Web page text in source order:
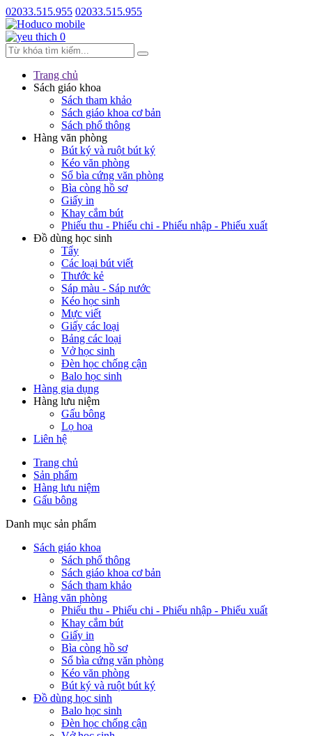
02033.515.955 02033.515.955
0
Trang chủ
Sách giáo khoa
Sách tham khảo
Sách giáo khoa cơ bản
Sách phổ thông
Hàng văn phòng
Bút ký và ruột bút ký
Kéo văn phòng
Sổ bìa cứng văn phòng
Bìa còng hồ sơ
Giấy in
Khay cắm bút
Phiếu thu - Phiếu chi - Phiếu nhập - Phiếu xuất
Đồ dùng học sinh
Tẩy
Các loại bút viết
Thước kẻ
Sáp màu - Sáp nước
Kéo học sinh
Mực viết
Giấy các loại
Bảng các loại
Vở học sinh
Đèn học chống cận
Balo học sinh
Hàng gia dụng
Hàng lưu niệm
Gấu bông
Lọ hoa
Liên hệ
Trang chủ
Sản phẩm
Hàng lưu niệm
Gấu bông
Danh mục sản phẩm
Sách giáo khoa
Sách phổ thông
Sách giáo khoa cơ bản
Sách tham khảo
Hàng văn phòng
Phiếu thu - Phiếu chi - Phiếu nhập - Phiếu xuất
Khay cắm bút
Giấy in
Bìa còng hồ sơ
Sổ bìa cứng văn phòng
Kéo văn phòng
Bút ký và ruột bút ký
Đồ dùng học sinh
Balo học sinh
Đèn học chống cận